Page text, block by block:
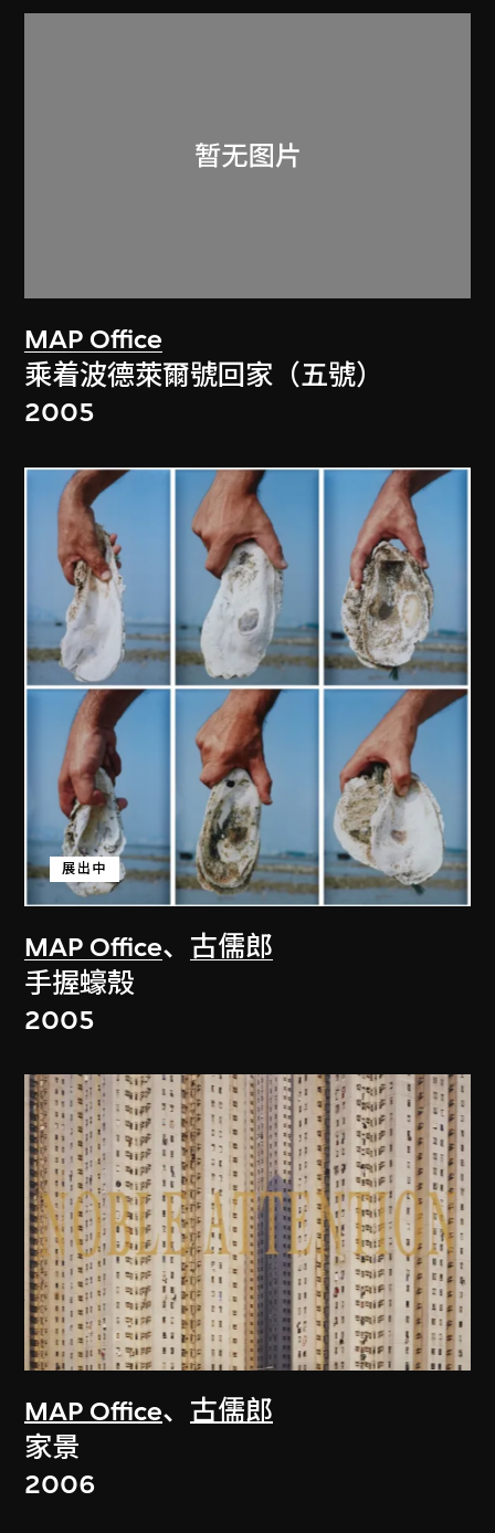
MAP Office
乘着波德萊爾號回家（五號）
2005
MAP Office、 古儒郎
展出中
手握蠔殼
2005
MAP Office、 古儒郎
家景
2006